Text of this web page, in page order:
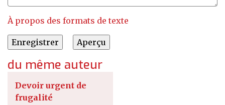
À propos des formats de texte
du même auteur
Devoir urgent de
frugalité